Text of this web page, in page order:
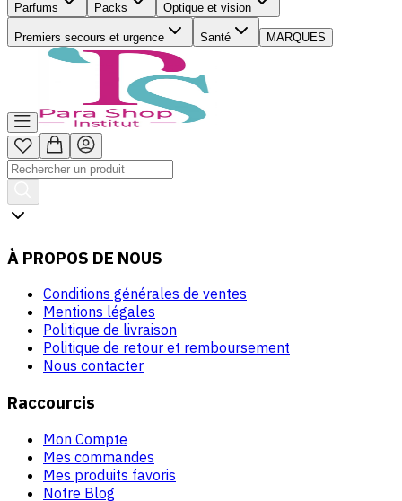
Parfums Packs Optique et vision
Premiers secours et urgence Santé MARQUES
À PROPOS DE NOUS
Conditions générales de ventes
Mentions légales
Politique de livraison
Politique de retour et remboursement
Nous contacter
Raccourcis
Mon Compte
Mes commandes
Mes produits favoris
Notre Blog